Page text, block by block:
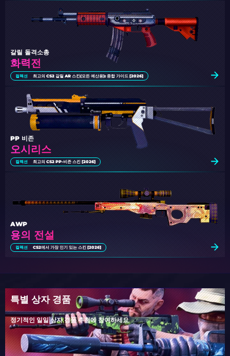
화력전
갈릴 돌격소총
컬렉션 최고의 CS2 갈릴 AR 스킨(모든 예산용): 종합 가이드 [2026]
오시리스
PP 비존
컬렉션 최고의 CS2 PP-비존 스킨 [2026]
용의 전설
AWP
컬렉션 CS2에서 가장 인기 있는 스킨 [2026]
특별 상자 경품
정기적인 일일 상자 경품 추첨에 참여하세요